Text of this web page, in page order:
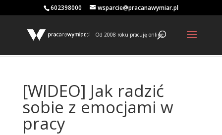
602398000 wsparcie@pracanawymiar.pl
Od 2008 roku pracuję online
[WIDEO] Jak radzić
sobie z emocjami w
pracy